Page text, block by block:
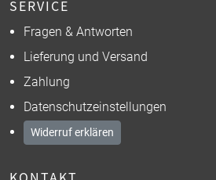
SERVICE
Fragen & Antworten
Lieferung und Versand
Zahlung
Datenschutzeinstellungen
Widerruf erklären